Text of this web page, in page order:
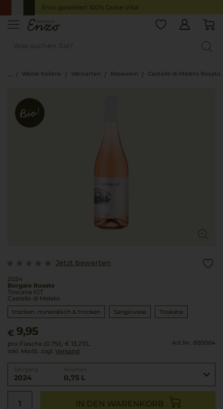
Enzo garantiert 100% Dolce-Vita!
Weine Italiens Weinarten Roséwein Castello di Meleto Rosato
Jetzt bewerten
2024
Borgaio Rosato
Toscana IGT
Castello di Meleto
trocken, mineralisch & trocken
Sangiovese Toskana
€ 9,95
pro Flasche (0.75l), € 13,27/L
inkl. MwSt. zzgl. Versand
Art.Nr. 889364
2024 0,75 L
IN DEN WARENKORB